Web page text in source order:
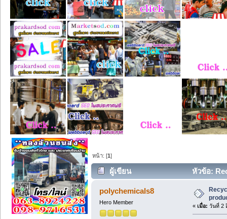
หน้า: [1]
ผู้เขียน หัวข้อ:
polychemicals8
Hero Member
« เมื่อ: วันที่ 2